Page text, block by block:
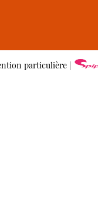
particulière |